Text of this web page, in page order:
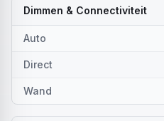
Dimmen & Connectiviteit
Auto
Direct
Wand